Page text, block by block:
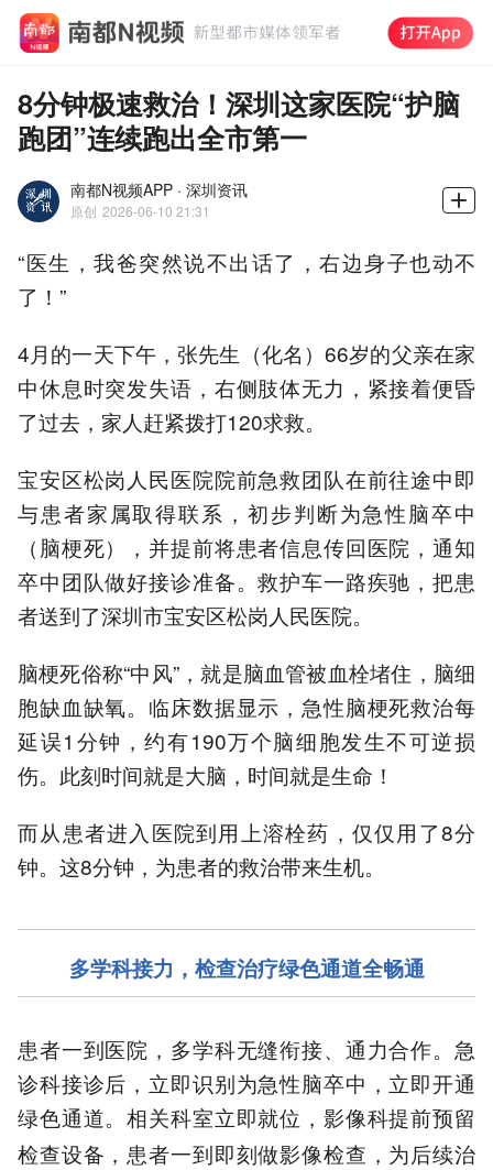
8分钟极速救治！深圳这家医院“护脑
跑团”连续跑出全市第一
南都N视频APP · 深圳资讯
原创 2026-06-10 21:31
“医生，我爸突然说不出话了，右边身子也动不
了！”
4月的一天下午，张先生（化名）66岁的父亲在家
中休息时突发失语，右侧肢体无力，紧接着便昏
了过去，家人赶紧拨打120求救。
宝安区松岗人民医院院前急救团队在前往途中即
与患者家属取得联系，初步判断为急性脑卒中
（脑梗死），并提前将患者信息传回医院，通知
卒中团队做好接诊准备。救护车一路疾驰，把患
者送到了深圳市宝安区松岗人民医院。
脑梗死俗称“中风”，就是脑血管被血栓堵住，脑细
胞缺血缺氧。临床数据显示，急性脑梗死救治每
延误1分钟，约有190万个脑细胞发生不可逆损
伤。此刻时间就是大脑，时间就是生命！
而从患者进入医院到用上溶栓药，仅仅用了8分
钟。这8分钟，为患者的救治带来生机。
多学科接力，检查治疗绿色通道全畅通
患者一到医院，多学科无缝衔接、通力合作。急
诊科接诊后，立即识别为急性脑卒中，立即开通
绿色通道。相关科室立即就位，影像科提前预留
检查设备，患者一到即刻做影像检查，为后续治